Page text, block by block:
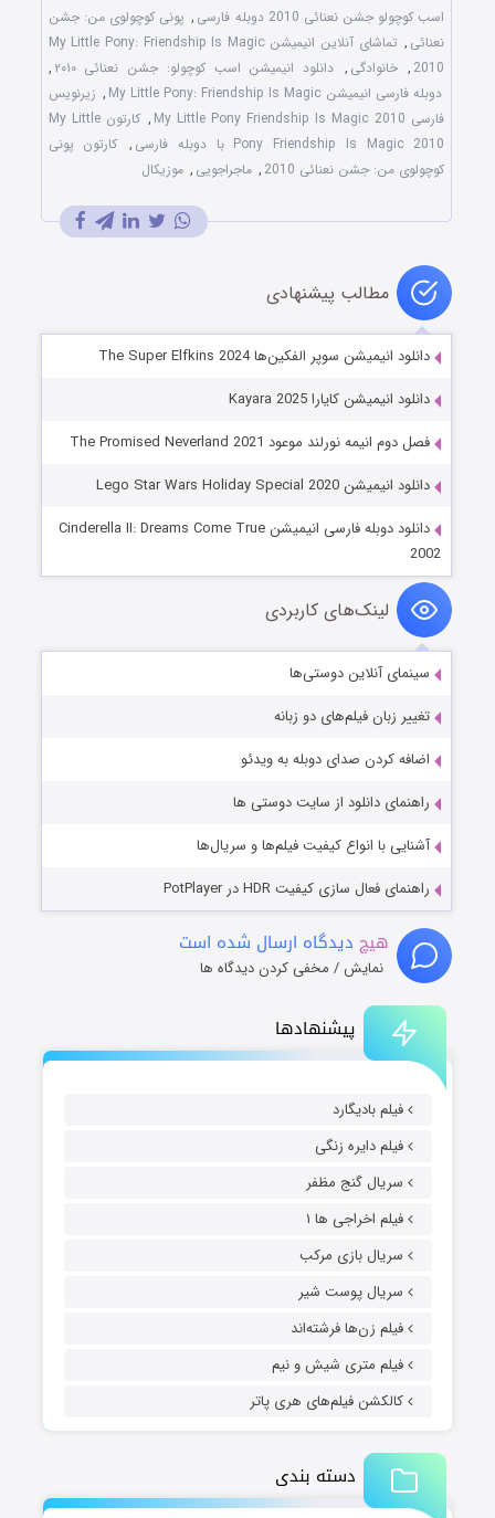
پیشنهادها
فیلم بادیگارد
فیلم دایره زنگی
سریال گنج مظفر
فیلم اخراجی ها ۱
سریال بازی مرکب
سریال پوست شیر
فیلم زن‌ها فرشته‌اند
فیلم متری شیش و نیم
کالکشن فیلم‌های هری پاتر
دسته بندی
اسب کوچولو جشن نعنائی 2010 دوبله فارسی
, پونی کوچولوی من: جشن
نعنائی ,
تماشای آنلاین انیمیشن My Little Pony: Friendship Is Magic
2010
, خانوادگی , دانلود انیمیشن اسب کوچولو: جشن نعنائی ۲۰۱۰
,
دوبله فارسی انیمیشن My Little Pony: Friendship Is Magic
, زیرنویس
فارسی My Little Pony Friendship Is Magic 2010
,
کارتون My Little
Pony Friendship Is Magic 2010 با دوبله فارسی
, کارتون پونی
کوچولوی من: جشن نعنائی 2010
, ماجراجویی , موزیکال
مطالب پیشنهادی
دانلود انیمیشن سوپر الفکین‌ها The Super Elfkins 2024
دانلود انیمیشن کایارا Kayara 2025
فصل دوم انیمه نورلند موعود The Promised Neverland 2021
دانلود انیمیشن Lego Star Wars Holiday Special 2020
دانلود دوبله فارسی انیمیشن Cinderella II: Dreams Come True
2002
لینک‌های کاربردی
سینمای آنلاین دوستی‌ها
تغییر زبان فیلم‌های دو زبانه
اضافه کردن صدای دوبله به ویدئو
راهنمای دانلود از سایت دوستی ها
آشنایی با انواع کیفیت فیلم‌ها و سریال‌ها
راهنمای فعال سازی کیفیت HDR در PotPlayer
هیچ دیدگاه ارسال شده است
نمایش / مخفی کردن دیدگاه ها